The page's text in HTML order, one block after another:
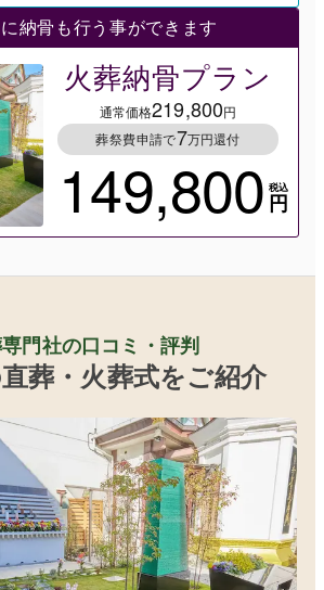
納骨も行う事ができます
火葬納骨プラン
通常価格219,800 円
葬祭費申請で7万円還付
149,800 税込
円
門社の口コミ・評判
葬・火葬式をご紹介